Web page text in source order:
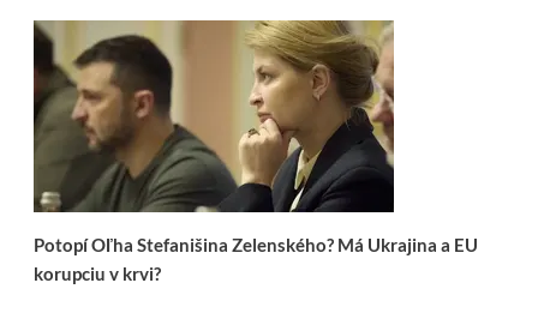
Potopí Oľha Stefanišina Zelenského? Má Ukrajina a EU
korupciu v krvi?